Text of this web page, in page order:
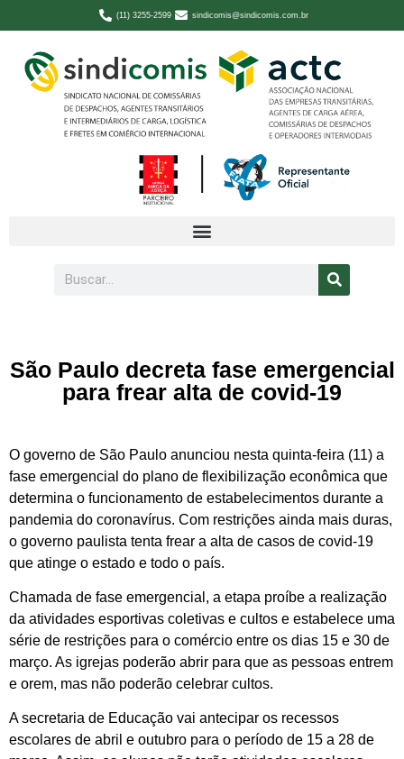
(11) 3255-2599 sindicomis@sindicomis.com.br
São Paulo decreta fase emergencial
para frear alta de covid-19
O governo de São Paulo anunciou nesta quinta-feira (11) a
fase emergencial do plano de flexibilização econômica que
determina o funcionamento de estabelecimentos durante a
pandemia do coronavírus. Com restrições ainda mais duras,
o governo paulista tenta frear a alta de casos de covid-19
que atinge o estado e todo o país.
Chamada de fase emergencial, a etapa proíbe a realização
da atividades esportivas coletivas e cultos e estabelece uma
série de restrições para o comércio entre os dias 15 e 30 de
março. As igrejas poderão abrir para que as pessoas entrem
e orem, mas não poderão celebrar cultos.
A secretaria de Educação vai antecipar os recessos
escolares de abril e outubro para o período de 15 a 28 de